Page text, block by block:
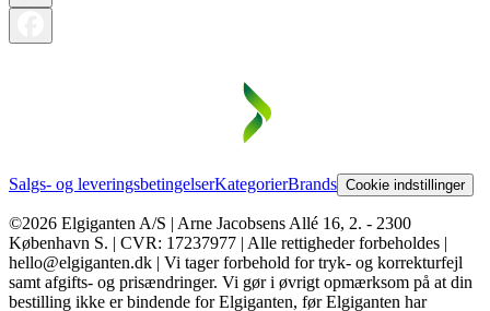
Salgs- og leveringsbetingelserKategorierBrands Cookie indstillinger
©2026 Elgiganten A/S | Arne Jacobsens Allé 16, 2. - 2300
København S. | CVR: 17237977 | Alle rettigheder forbeholdes |
hello@elgiganten.dk | Vi tager forbehold for tryk- og korrekturfejl
samt afgifts- og prisændringer. Vi gør i øvrigt opmærksom på at din
bestilling ikke er bindende for Elgiganten, før Elgiganten har